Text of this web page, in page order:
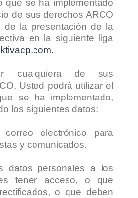
que se ha implementado
de sus derechos ARCO
de la presentación de la
en la siguiente liga
cualquiera de sus
Usted podrá utilizar el
se ha implementado,
los siguientes datos:
electrónico para
y comunicados.
datos personales a los
tener acceso, o que
o que deben